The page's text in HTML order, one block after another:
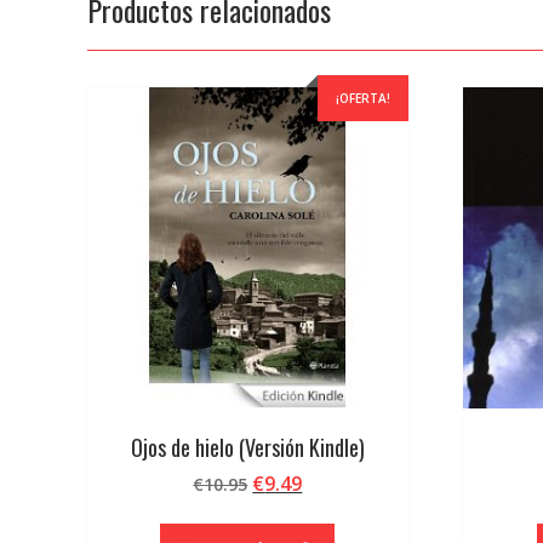
Productos relacionados
¡OFERTA!
Ojos de hielo (Versión Kindle)
€10.95 El
original
€9.49El
actual